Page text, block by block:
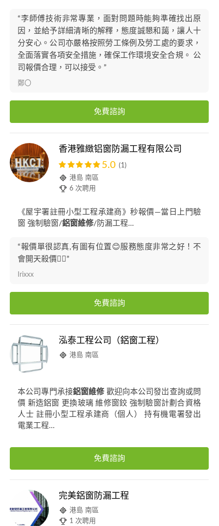
“李師傅技術非常專業，面對問題時能夠準確找出原
因，並給予詳細清晰的解釋，態度誠懇和藹，讓人十
分安心。公司亦嚴格按照勞工條例及勞工處的要求，
全面落實各項安全措施，確保工作環境安全合規。 公
司報價合理，可以接受。”
鄭〇
免費諮詢
香港雅緻铝窗防漏工程有限公司
5.0 (1)
港島 南區
6 次聘用
《屋宇署註冊小型工程承建商》秒報價—當日上門驗
窗 強制驗窗/鋁窗維修/防漏工程...
“報價單很認真,有圖有位置😊服務態度非常之好！不
會開天殺價👍🏼”
Irixxx
免費諮詢
泓泰工程公司（鋁窗工程）
港島 南區
本公司專門承接鋁窗維修歡迎向本公司發岀查詢或問
價 新造鋁窗 更換玻璃 維修窗鉸 強制驗窗計劃合資格
人士 註冊小型工程承建商（個人） 持有機電署發出
電業工程...
免費諮詢
完美鋁窗防漏工程
港島 南區
1 次聘用